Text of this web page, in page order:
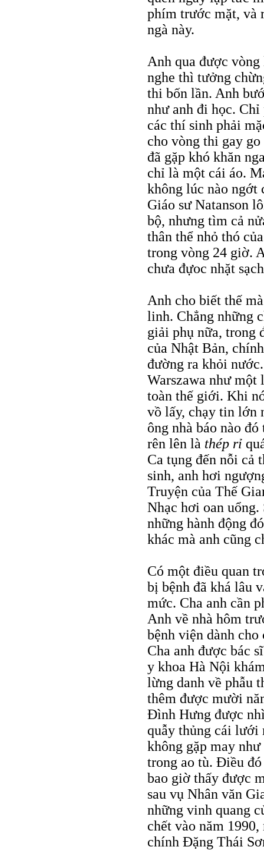
phím trước mặt, và
ngà này.
Anh qua được
nghe thì tưởng
thi bốn lần. Anh
như anh đi học.
các thí sinh phải
cho vòng thi gay
đã gặp khó khăn
chỉ là một cái áo.
không lúc nào ngớt
Giáo sư Natanson
bộ, nhưng tìm cả
thân thể nhỏ thó
trong vòng 24 giờ.
chưa đựoc nhặt
Anh cho biết thế
linh. Chẳng những
giải phụ nữa, trong
của Nhật Bản,
đường ra khỏi
Warszawa như một
toàn thế giới. Khi
vồ lấy, chạy tin lớn
ông nhà báo nào
rên lên là thép rỉ
Ca tụng đến nỗi cả
sinh, anh hơi
Truyện của Thế
Nhạc hơi oan
những hành động
khác mà anh cũng
Có một điều quan
bị bệnh đã khá lâu
mức. Cha anh cần
Anh về nhà hôm
bệnh viện dành
Cha anh được bác
y khoa Hà Nội
lừng danh về phẫu
thêm được mười
Đình Hưng được
quẫy thủng cái lưới
không gặp may
trong ao tù. Điều
bao giờ thấy được
sau vụ Nhân văn
những vinh quang
chết vào năm
chính Đặng Thái